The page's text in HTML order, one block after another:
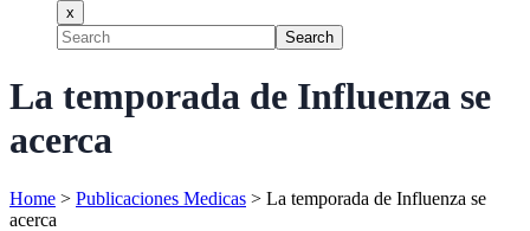
x
Search
La temporada de Influenza se
acerca
Home > Publicaciones Medicas > La temporada de Influenza se
acerca